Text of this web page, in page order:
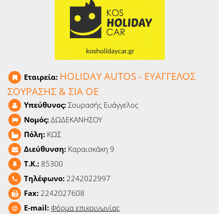
Ειδήσεις
Παιχνίδια
Ραδιόφωνο
Ταινίες
Εταιρεία: HOLIDAY AUTOS - ΕΥΑΓΓΕΛΟΣ
ΣΟΥΡΑΣΗΣ & ΣΙΑ ΟΕ
Υπεύθυνος: Σουρασής Ευάγγελος
Νομός: ΔΩΔΕΚΑΝΗΣΟΥ
Πόλη: ΚΩΣ
Διεύθυνση: Καραισκάκη 9
T.K.: 85300
Τηλέφωνο: 2242022997
Fax: 2242027608
E-mail: Φόρμα επικοινωνίας